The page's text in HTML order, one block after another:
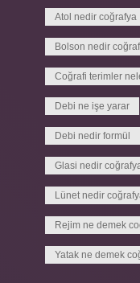
Atol nedir coğrafya
Bolson nedir
Coğrafi terimler
Debi ne işe yarar
Debi nedir formül
Glasi nedir
Lünet nedir
Rejim ne demek
Yatak ne demek